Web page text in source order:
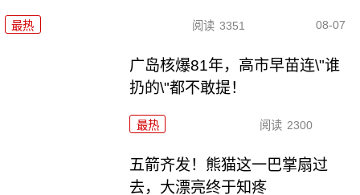
最热 阅读 3351 08-07
广岛核爆81年，高市早苗连\"谁
扔的\"都不敢提！
最热 阅读 2300
五箭齐发！熊猫这一巴掌扇过
去，大漂亮终于知疼